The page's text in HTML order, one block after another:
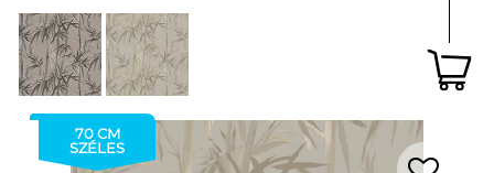
70 CM
SZÉLES